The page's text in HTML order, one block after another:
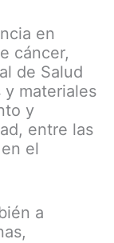
en
cáncer,
de Salud
y materiales
y
entre las
el
a